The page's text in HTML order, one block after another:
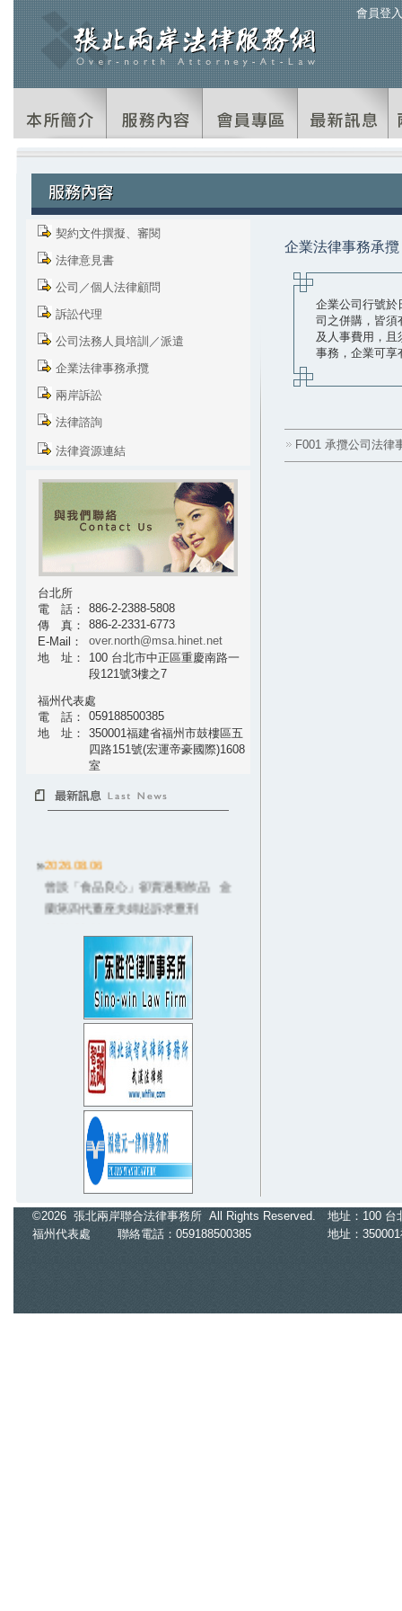
會員登入
契約文件撰擬、審閱
法律意見書
公司／個人法律顧問
訴訟代理
公司法務人員培訓／派遣
企業法律事務承攬
兩岸訴訟
法律諮詢
法律資源連結
台北所
電 話：
886-2-2388-5808
傳 真：
886-2-2331-6773
E-Mail：
over.north@msa.hinet.net
地 址：
100 台北市中正區重慶南路一
段121號3樓之7
福州代表處
電 話：
059188500385
地 址：
350001福建省福州市鼓樓區五
四路151號(宏運帝豪國際)1608
室
2026.08.06
曾談「食品良心」卻賣過期飲品 金
蘭第四代董座夫婦起訴求重刑
德朗火鍋招牌雞湯燙傷3歲童！店員違
規卻起訴老闆 結局大逆轉
2026.08.03
獨／配合社宅被騙！數百房東悲喊
「因政府才信兆基」：救救我們
2026.08.03
無照撞死癌末婦...嗆「坐救護車就沒
事」 6度酒駕男重判8年
2026.07.31
師請全班飲料…她沒喝到！家長控霸
凌「從小四告到國一」法官狠電
2026.07.31
紐約按摩店女員工脫光幫台籍老闆抓
龍 正宮逼問...他賭氣變鐵證
2026.07.29
企業法律事務承攬
企業公司行號於
司之併購，皆須
及人事費用，
事務，企業可享
F001 承攬公司法律
©2026 張北兩岸聯合法律事務所 All Rights Reserved. 地址：100 台
福州代表處
聯絡電話：059188500385 地址：350001